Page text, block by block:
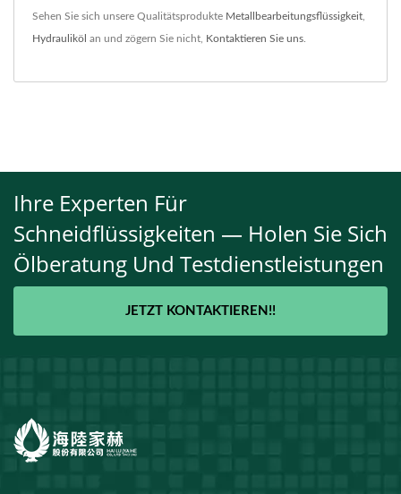
Sehen Sie sich unsere Qualitätsprodukte Metallbearbeitungsflüssigkeit
Hydrauliköl an und zögern Sie nicht, Kontaktieren Sie uns
Ihre Experten Für
Schneidflüssigkeiten — Holen Sie Sich
Ölberatung Und Testdienstleistungen
JETZT KONTAKTIEREN!!